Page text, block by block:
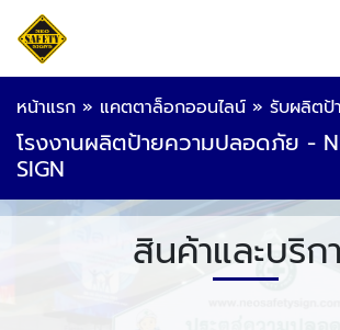
หน้าแรก » แคตตาล็อกออนไลน์ » รับผลิตป้
โรงงานผลิตป้ายความปลอดภัย -
SIGN
สินค้าและบริก